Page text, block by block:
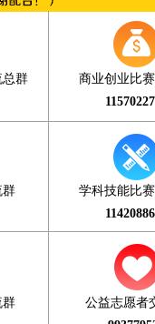
总群
商业创业比
群
学科技能比
群
公益志愿者